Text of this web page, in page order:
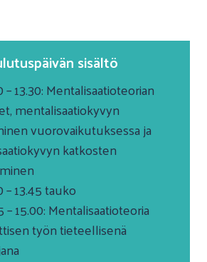
sisältö
– 13.30: Mentalisaatioteorian
mentalisaatiokyvyn
vuorovaikutuksessa ja
katkosten
– 13.45 tauko
– 15.00: Mentalisaatioteoria
työn tieteellisenä